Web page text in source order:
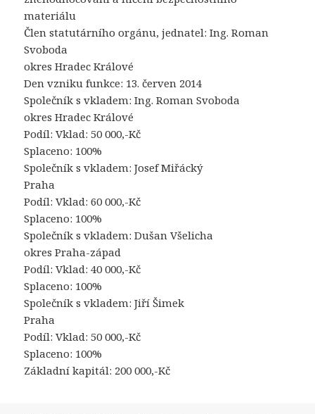
materiálu
Člen statutárního orgánu, jednatel: Ing. Roman
Svoboda
okres Hradec Králové
Den vzniku funkce: 13. červen 2014
Společník s vkladem: Ing. Roman Svoboda
okres Hradec Králové
Podíl: Vklad: 50 000,-Kč
Splaceno: 100%
Společník s vkladem: Josef Miřácký
Praha
Podíl: Vklad: 60 000,-Kč
Splaceno: 100%
Společník s vkladem: Dušan Všelicha
okres Praha-západ
Podíl: Vklad: 40 000,-Kč
Splaceno: 100%
Společník s vkladem: Jiří Šimek
Praha
Podíl: Vklad: 50 000,-Kč
Splaceno: 100%
Základní kapitál: 200 000,-Kč